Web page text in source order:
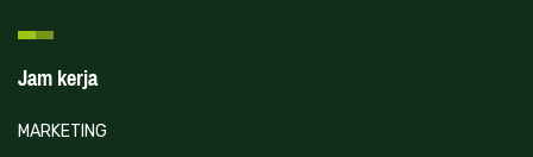
Jam kerja
MARKETING